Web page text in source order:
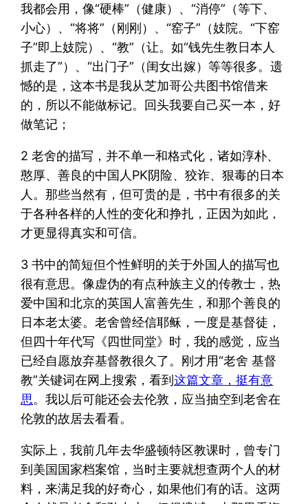
我都会用，像“硬棒”（健康）、“消停”（等下、
小心）、“将将”（刚刚）、“窑子”（妓院。“下窑
子”即上妓院）、“教”（让。如“钱先生教日本人
抓走了”）、“出门子”（闺女出嫁）等等很多。遗
憾的是，这本书是我从芝加哥公共图书馆借来
的，所以不能做标记。回头我要自己买一本，好
做笔记；
2 老舍的描写，并不单一和格式化，诸如淳朴、
憨厚、善良的中国人PK阴险、狡诈、狠毒的日本
人。那些当然有，但可贵的是，书中有很多的关
于各种各样的人性的变化和挣扎，正因为如此，
才更显得真实和可信。
3 书中的简短但个性鲜明的关于外国人的描写也
很有意思。像虚伪的有点种族主义的传教士，热
爱中国和北京的英国人富善先生，和那个善良的
日本老太婆。老舍曾经信耶稣，一度是基督徒，
但四十年代写《四世同堂》时，我的感觉，应当
已经自愿放弃基督教很久了。刚才用“老舍 基督
教”关键词在网上搜索，看到这篇文章，挺有意
思。我以后可能还会去伦敦，应当抽空到老舍在
伦敦的故居去看看。
实际上，我前几年去华盛顿特区教课时，曾专门
到美国国家档案馆，当时主要就想查两个人的材
料，来满足我的好奇心，如果他们有的话。这两